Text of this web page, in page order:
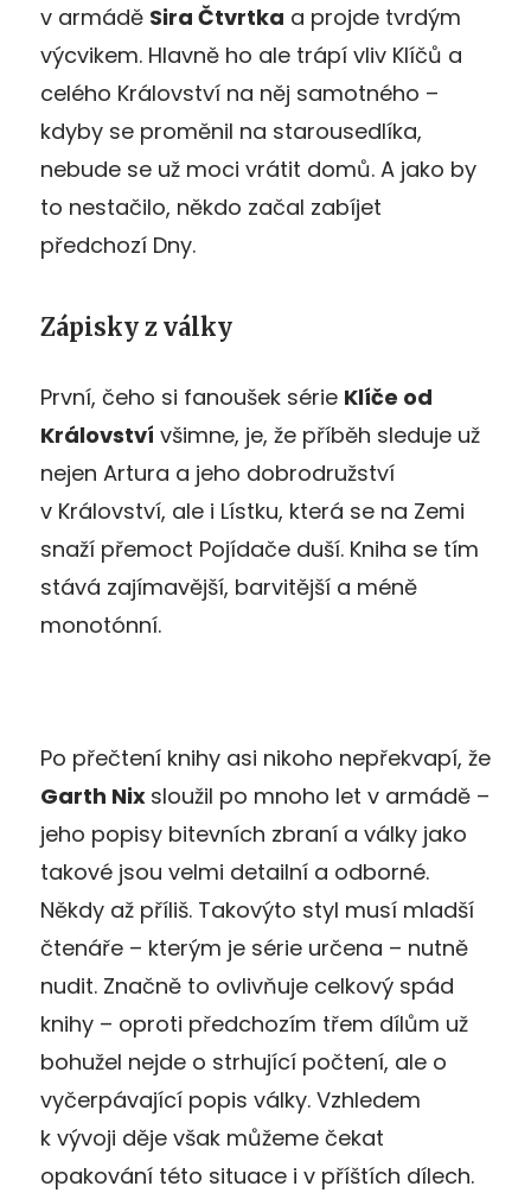
v armádě Sira Čtvrtka a projde tvrdým
výcvikem. Hlavně ho ale trápí vliv Klíčů a
celého Království na něj samotného –
kdyby se proměnil na starousedlíka,
nebude se už moci vrátit domů. A jako by
to nestačilo, někdo začal zabíjet
předchozí Dny.
Zápisky z války
První, čeho si fanoušek série Klíče od
Království všimne, je, že příběh sleduje už
nejen Artura a jeho dobrodružství
v Království, ale i Lístku, která se na Zemi
snaží přemoct Pojídače duší. Kniha se tím
stává zajímavější, barvitější a méně
monotónní.
Po přečtení knihy asi nikoho nepřekvapí, že
Garth Nix sloužil po mnoho let v armádě –
jeho popisy bitevních zbraní a války jako
takové jsou velmi detailní a odborné.
Někdy až příliš. Takovýto styl musí mladší
čtenáře – kterým je série určena – nutně
nudit. Značně to ovlivňuje celkový spád
knihy – oproti předchozím třem dílům už
bohužel nejde o strhující počtení, ale o
vyčerpávající popis války. Vzhledem
k vývoji děje však můžeme čekat
opakování této situace i v příštích dílech.